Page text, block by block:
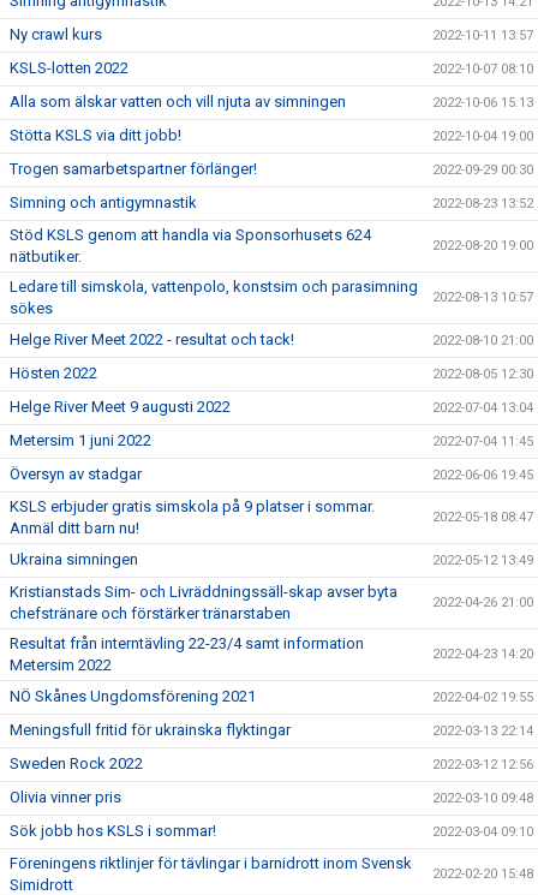
Ny crawl kurs 2022-10-11 13:57
KSLS-lotten 2022 2022-10-07 08:10
Alla som älskar vatten och vill njuta av simningen 2022-10-06 15:13
Stötta KSLS via ditt jobb! 2022-10-04 19:00
Trogen samarbetspartner förlänger! 2022-09-29 00:30
Simning och antigymnastik 2022-08-23 13:52
Stöd KSLS genom att handla via Sponsorhusets 624
nätbutiker.
2022-08-20 19:00
Ledare till simskola, vattenpolo, konstsim och parasimning
sökes
2022-08-13 10:57
Helge River Meet 2022 - resultat och tack! 2022-08-10 21:00
Hösten 2022 2022-08-05 12:30
Helge River Meet 9 augusti 2022 2022-07-04 13:04
Metersim 1 juni 2022 2022-07-04 11:45
Översyn av stadgar 2022-06-06 19:45
KSLS erbjuder gratis simskola på 9 platser i sommar.
Anmäl ditt barn nu!
2022-05-18 08:47
Ukraina simningen 2022-05-12 13:49
Kristianstads Sim- och Livräddningssäll-skap avser byta
chefstränare och förstärker tränarstaben
2022-04-26 21:00
Resultat från interntävling 22-23/4 samt information
Metersim 2022
2022-04-23 14:20
NÖ Skånes Ungdomsförening 2021 2022-04-02 19:55
Meningsfull fritid för ukrainska flyktingar 2022-03-13 22:14
Sweden Rock 2022 2022-03-12 12:56
Olivia vinner pris 2022-03-10 09:48
Sök jobb hos KSLS i sommar! 2022-03-04 09:10
Föreningens riktlinjer för tävlingar i barnidrott inom Svensk
Simidrott
2022-02-20 15:48